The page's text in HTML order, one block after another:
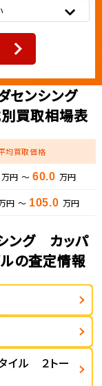
センシング
別買取相場表
均買取価格
万円 ～ 60.0 万円
円 ～ 105.0 万円
ング カッパ
の査定情報
イル ２トー